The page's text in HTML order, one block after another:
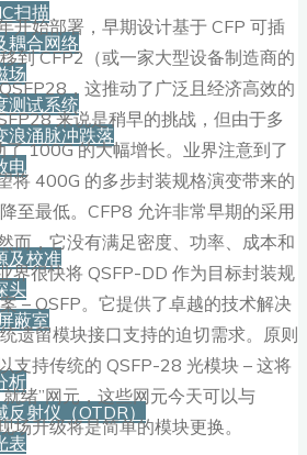
扫描
耦合网络
场
测试系统
浪涌脉冲跌落
电
及校准
头
蔽室
析
反射仪（OTDR）
表
开始部署，早期设计基于 CFP 可插
到 CFP2（或一家大型设备制造商的
，这推动了广泛且经济高效的
来说是稍早的挑战，但由于多
100G 的大幅增长。业界注意到了
将 400G 的多步封装规格演变带来的
至最低。CFP8 允许非常早期的采用
而，它没有满足密度、功率、成本和
界很快将 QSFP-DD 作为目标封装规
– OSFP。它提供了卓越的技术解决
遗留模块接口支持的迫切需求。原则
支持传统的 QSFP-28 光模块 – 这将
绪”网元，这些网元今天可以与
场升级将是简单的模块更换。